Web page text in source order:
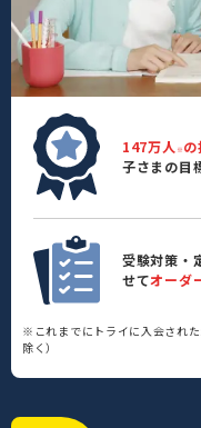
147万人 ※
子さまの目
受験対策・
せてオーダ
※これまでにトライに入会され
除く）